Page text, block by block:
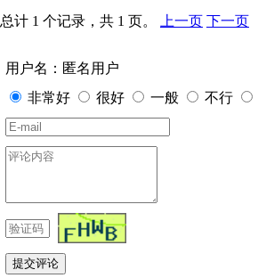
总计 1 个记录，共 1 页。 上一页 下一页
用户名：匿名用户
非常好
很好 一般 不行